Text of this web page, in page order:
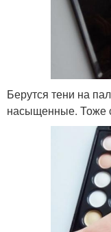
Берутся тени на
насыщенные. Тоже